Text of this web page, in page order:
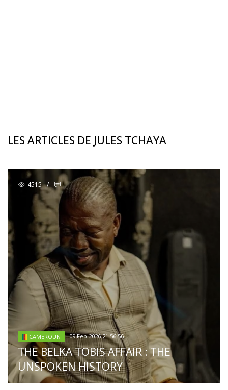
LES ARTICLES DE JULES TCHAYA
4515 /
CAMEROUN 09 Feb 2026 21:56:56
THE BELKA TOBIS AFFAIR : THE
UNSPOKEN HISTORY